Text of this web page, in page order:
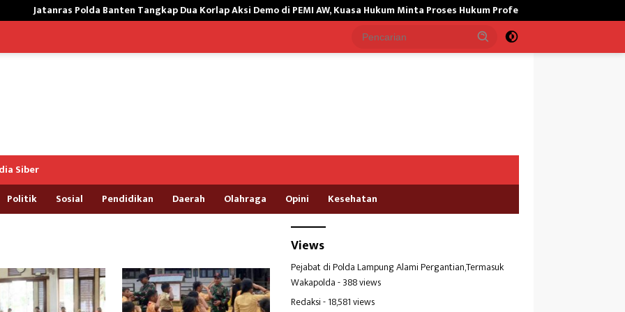
Polda Banten Tangkap Dua Korlap Aksi Demo di PEMI AW, Kuasa Hukum Minta Proses Hukum Profesional
Siber
Politik Sosial Pendidikan Daerah Olahraga Opini Kesehatan
Views
Pejabat di Polda Lampung Alami Pergantian,Termasuk
Wakapolda- 388 views
Redaksi- 18,581 views